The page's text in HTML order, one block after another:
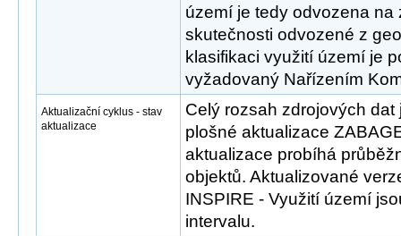
území je tedy odvozena
skutečnosti odvozené z
klasifikaci využití území je
vyžadovaný Nařízením
Aktualizační cyklus - stav
aktualizace
Celý rozsah zdrojových
plošné aktualizace
aktualizace probíhá
objektů. Aktualizované
INSPIRE - Využití území
intervalu.